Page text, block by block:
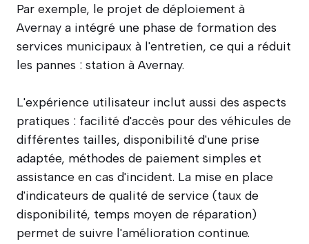
Par exemple, le projet de déploiement à
Avernay a intégré une phase de formation des
services municipaux à l'entretien, ce qui a réduit
les pannes : station à Avernay.
L'expérience utilisateur inclut aussi des aspects
pratiques : facilité d'accès pour des véhicules de
différentes tailles, disponibilité d'une prise
adaptée, méthodes de paiement simples et
assistance en cas d'incident. La mise en place
d'indicateurs de qualité de service (taux de
disponibilité, temps moyen de réparation)
permet de suivre l'amélioration continue.